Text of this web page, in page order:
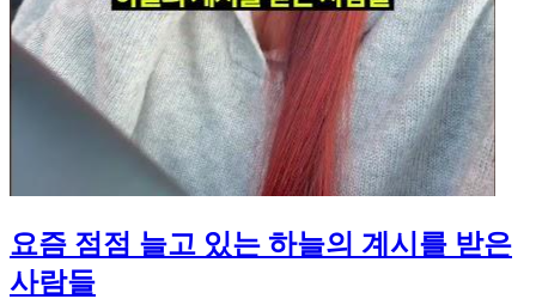
요즘 점점 늘고 있는 하늘의 계시를 받은
사람들